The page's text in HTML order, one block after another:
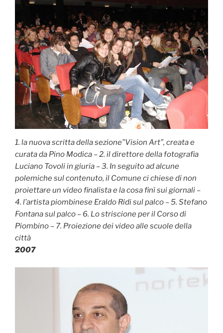
1. la nuova scritta della sezione”Vision Art”, creata e
curata da Pino Modica – 2. il direttore della fotografia
Luciano Tovoli in giuria – 3. In seguito ad alcune
polemiche sul contenuto, il Comune ci chiese di non
proiettare un video finalista e la cosa finì sui giornali –
4. l’artista piombinese Eraldo Ridi sul palco – 5. Stefano
Fontana sul palco – 6. Lo striscione per il Corso di
Piombino – 7. Proiezione dei video alle scuole della
città
2007